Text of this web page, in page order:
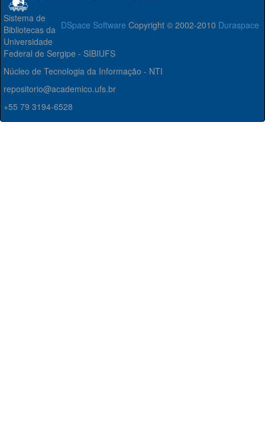
DSpace Software Copyright © 2002-2010 Duraspace
Sistema de
Bibliotecas da
Universidade
Federal de Sergipe - SIBIUFS
Núcleo de Tecnologia da Informação - NTI
repositorio@academico.ufs.br
+55 79 3194-6528